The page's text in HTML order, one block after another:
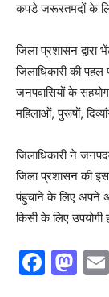
कपड़े जरूरतमदों के
जिला प्रशासन
जिलाधिकारी की
जनपवासियों के
महिलाओं, पुरूषों,
जिलाधिकारी ने
जिला प्रशासन की
पंहुचाने के लिए अपने
किसी के लिए
F
M